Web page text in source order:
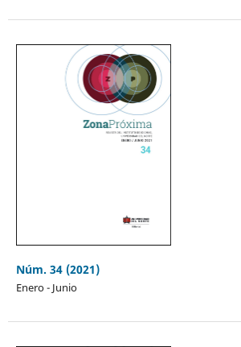
Núm. 34 (2021)
Enero - Junio